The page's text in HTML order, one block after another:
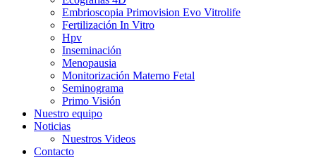
Embrioscopia Primovision Evo Vitrolife
Fertilización In Vitro
Hpv
Inseminación
Menopausia
Monitorización Materno Fetal
Seminograma
Primo Visión
Nuestro equipo
Noticias
Nuestros Videos
Contacto